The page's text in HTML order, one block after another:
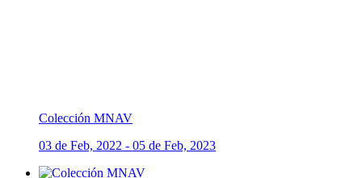
Colección MNAV
03 de Feb, 2022 - 05 de Feb, 2023